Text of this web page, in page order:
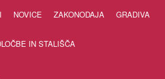
NOVICE ZAKONODAJA GRADIVA
IN STALIŠČA